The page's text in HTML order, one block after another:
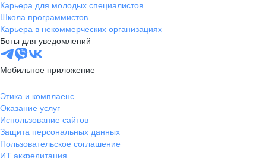
Карьера для молодых специалистов
Школа программистов
Карьера в некоммерческих организациях
Боты для уведомлений
Мобильное приложение
Этика и комплаенс
Оказание услуг
Использование сайтов
Защита персональных данных
Пользовательское соглашение
ИТ аккредитация